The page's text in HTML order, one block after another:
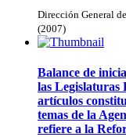
Dirección General
(2007)
Balance de
las
artículos
temas de la
refiere a la